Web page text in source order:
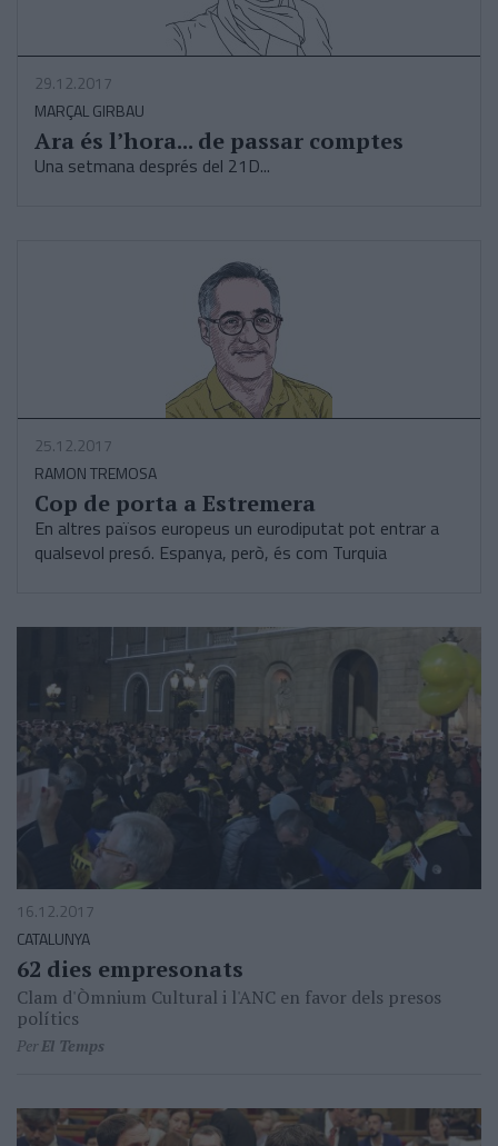
29.12.2017
MARÇAL GIRBAU
Ara és l’hora... de passar comptes
Una setmana després del 21D...
25.12.2017
RAMON TREMOSA
Cop de porta a Estremera
En altres països europeus un eurodiputat pot entrar a
qualsevol presó. Espanya, però, és com Turquia
16.12.2017
CATALUNYA
62 dies empresonats
Clam d'Òmnium Cultural i l'ANC en favor dels presos
polítics
PerEl Temps